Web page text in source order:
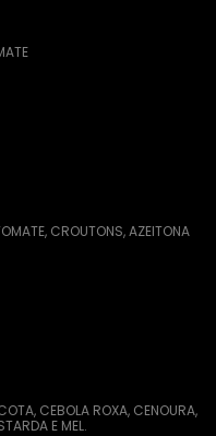
CROUTONS, AZEITONA
CEBOLA ROXA, CENOURA,
E MEL.